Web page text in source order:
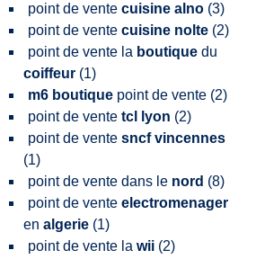
pointde vente cuisine alno (3)
pointde vente cuisine nolte (2)
pointde vente la boutique du
coiffeur (1)
m6 boutique pointde vente (2)
pointde vente tcl lyon (2)
pointde vente sncf vincennes
(1)
pointde vente dans le nord (8)
pointde vente electromenager
en algerie (1)
pointde vente la wii (2)